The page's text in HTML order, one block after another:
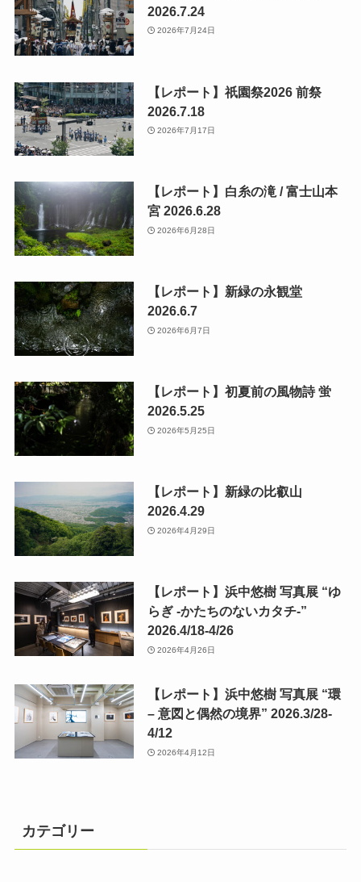
2026.7.24
2026年7月24日
【レポート】祇園祭2026 前祭
2026.7.18
2026年7月17日
【レポート】白糸の滝 / 富士山本
宮 2026.6.28
2026年6月28日
【レポート】新緑の永観堂
2026.6.7
2026年6月7日
【レポート】初夏前の風物詩 蛍
2026.5.25
2026年5月25日
【レポート】新緑の比叡山
2026.4.29
2026年4月29日
【レポート】浜中悠樹 写真展 “ゆ
らぎ -かたちのないカタチ-”
2026.4/18-4/26
2026年4月26日
【レポート】浜中悠樹 写真展 “環
– 意図と偶然の境界” 2026.3/28-
4/12
2026年4月12日
カテゴリー